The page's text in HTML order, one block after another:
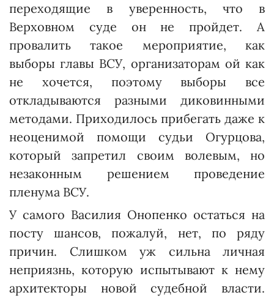
переходящие в уверенность, что в
Верховном суде он не пройдет. А
провалить такое мероприятие, как
выборы главы ВСУ, организаторам ой как
не хочется, поэтому выборы все
откладываются разными диковинными
методами. При­ходилось прибегать даже к
неоценимой помощи судьи Огур­цова,
который запретил своим волевым, но
незаконным решением проведение
пленума ВСУ.
У самого Василия Онопенко остаться на
посту шансов, пожалуй, нет, по ряду
причин. Слишком уж сильна личная
неприязнь, которую испытывают к нему
архитекторы новой судебной власти.